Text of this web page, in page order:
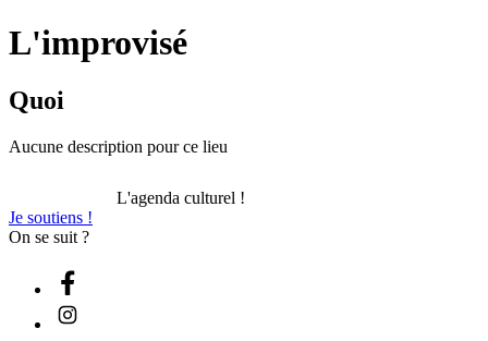
L'improvisé
Quoi
Aucune description pour ce lieu
L'agenda culturel !
Je soutiens !
On se suit ?